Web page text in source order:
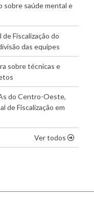
sobre saúde mental e
Fiscalização do
das equipes
sobre técnicas e
do Centro-Oeste,
de Fiscalização em
Ver todos os